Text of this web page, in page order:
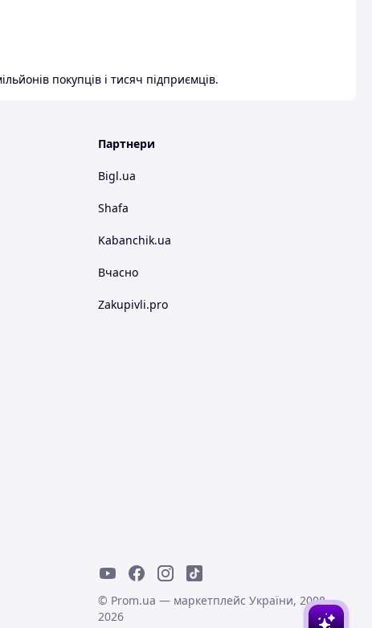
покупців і тисяч підприємців.
Партнери
Bigl.ua
Shafa
Kabanchik.ua
Вчасно
Zakupivli.pro
© Prom.ua — маркетплейс України, 2008-
2026